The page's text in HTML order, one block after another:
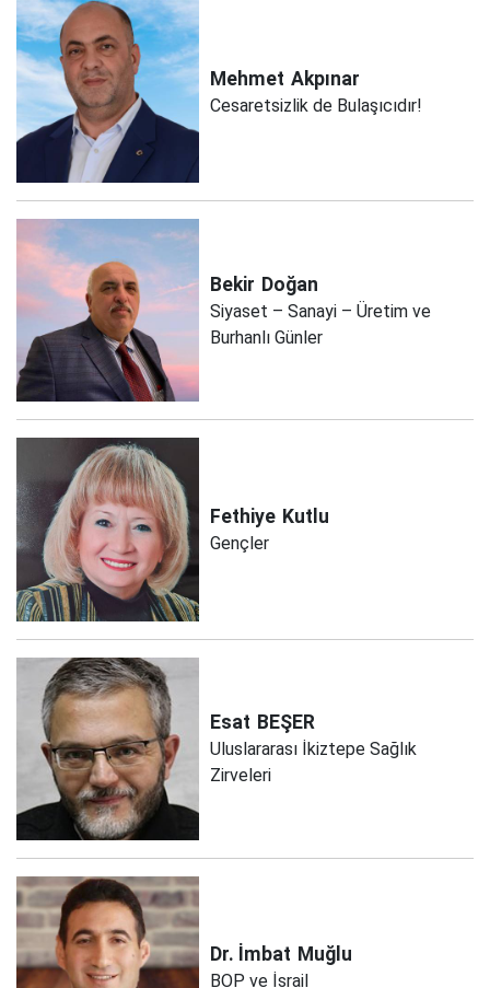
Mehmet Akpınar
Cesaretsizlik de Bulaşıcıdır!
Bekir Doğan
Siyaset – Sanayi – Üretim ve
Burhanlı Günler
Fethiye Kutlu
Gençler
Esat BEŞER
Uluslararası İkiztepe Sağlık
Zirveleri
Dr. İmbat Muğlu
BOP ve İsrail